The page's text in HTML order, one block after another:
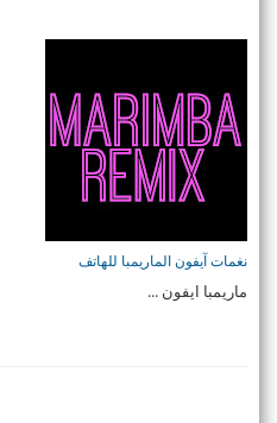
نغمات آيفون الماريمبا للهاتف
ماريمبا ايفون ...